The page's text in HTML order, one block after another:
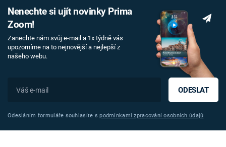
Nenechte si ujít novinky Prima
Zoom!
Zanechte nám svůj e-mail a 1x týdně vás
upozorníme na to nejnovější a nejlepší z
našeho webu.
ODESLAT
Odesláním formuláře souhlasíte spodmínkami zpracování osobních údajů